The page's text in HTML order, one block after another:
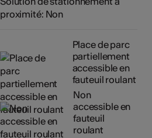
proximité: Non
Place de parc
partiellement
accessible en
fauteuil roulant
Non
accessible en
fauteuil
roulant